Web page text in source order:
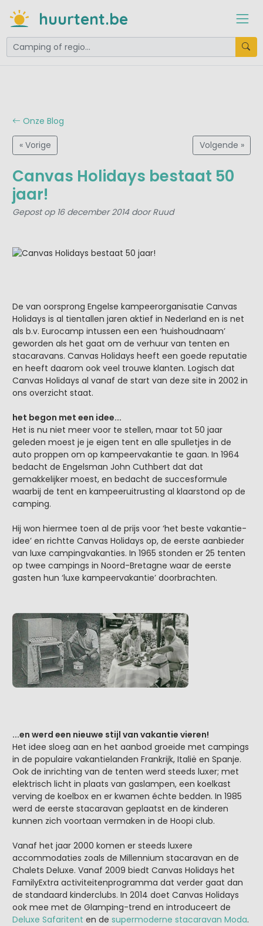
huurtent.be
Onze Blog
« Vorige Volgende »
Canvas Holidays bestaat 50
jaar!
Gepost op 16 december 2014 door Ruud
De van oorsprong Engelse kampeerorganisatie Canvas
Holidays is al tientallen jaren aktief in Nederland en is net
als b.v. Eurocamp intussen een een ‘huishoudnaam’
geworden als het gaat om de verhuur van tenten en
stacaravans. Canvas Holidays heeft een goede reputatie
en heeft daarom ook veel trouwe klanten. Logisch dat
Canvas Holidays al vanaf de start van deze site in 2002 in
ons overzicht staat.
het begon met een idee...
Het is nu niet meer voor te stellen, maar tot 50 jaar
geleden moest je je eigen tent en alle spulletjes in de
auto proppen om op kampeervakantie te gaan. In 1964
bedacht de Engelsman John Cuthbert dat dat
gemakkelijker moest, en bedacht de succesformule
waarbij de tent en kampeeruitrusting al klaarstond op de
camping.
Hij won hiermee toen al de prijs voor ‘het beste vakantie-
idee’ en richtte Canvas Holidays op, de eerste aanbieder
van luxe campingvakanties. In 1965 stonden er 25 tenten
op twee campings in Noord-Bretagne waar de eerste
gasten hun ‘luxe kampeervakantie’ doorbrachten.
...en werd een nieuwe stijl van vakantie vieren!
Het idee sloeg aan en het aanbod groeide met campings
in de populaire vakantielanden Frankrijk, Italië en Spanje.
Ook de inrichting van de tenten werd steeds luxer; met
elektrisch licht in plaats van gaslampen, een koelkast
verving de koelbox en er kwamen échte bedden. In 1985
werd de eerste stacaravan geplaatst en de kinderen
kunnen zich voortaan vermaken in de Hoopi club.
Vanaf het jaar 2000 komen er steeds luxere
accommodaties zoals de Millennium stacaravan en de
Chalets Deluxe. Vanaf 2009 biedt Canvas Holidays het
FamilyExtra activiteitenprogramma dat verder gaat dan
de standaard kinderclubs. In 2014 doet Canvas Holidays
ook mee met de Glamping-trend en introduceert de
Deluxe Safaritent en de supermoderne stacaravan Moda.